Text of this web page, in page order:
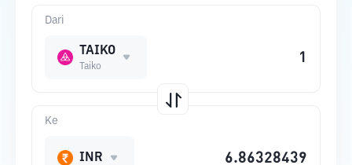
Dari
TAIKO
Taiko
Ke
INR